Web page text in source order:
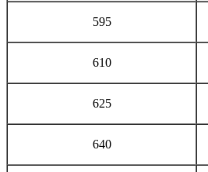
595
610
625
640